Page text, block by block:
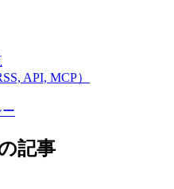
API, MCP）
記事